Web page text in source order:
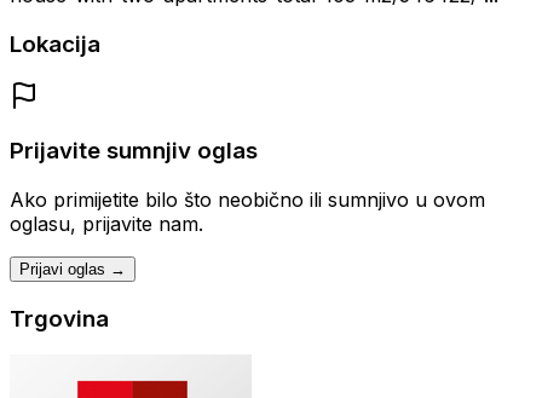
Lokacija
Prijavite sumnjiv oglas
Ako primijetite bilo što neobično ili sumnjivo u ovom
oglasu, prijavite nam.
Prijavi oglas →
Trgovina